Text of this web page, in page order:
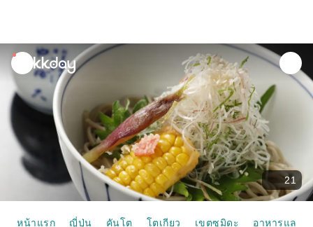
unread
notifications
21
หน้าแรก ญี่ปุ่น คันโต โตเกียว เขตซุมิดะ อาหารและห้